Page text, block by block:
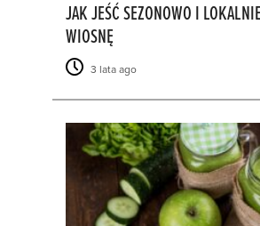
JAK JEŚĆ SEZONOWO I
WIOSNĘ
3 lata ago